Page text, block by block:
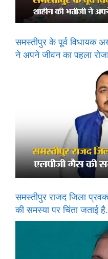
समस्तीपुर के पूर्व विधायक
ने अपने जीवन का पहला
समस्तीपुर राजद जिला
की समस्या पर चिंता जताई है.